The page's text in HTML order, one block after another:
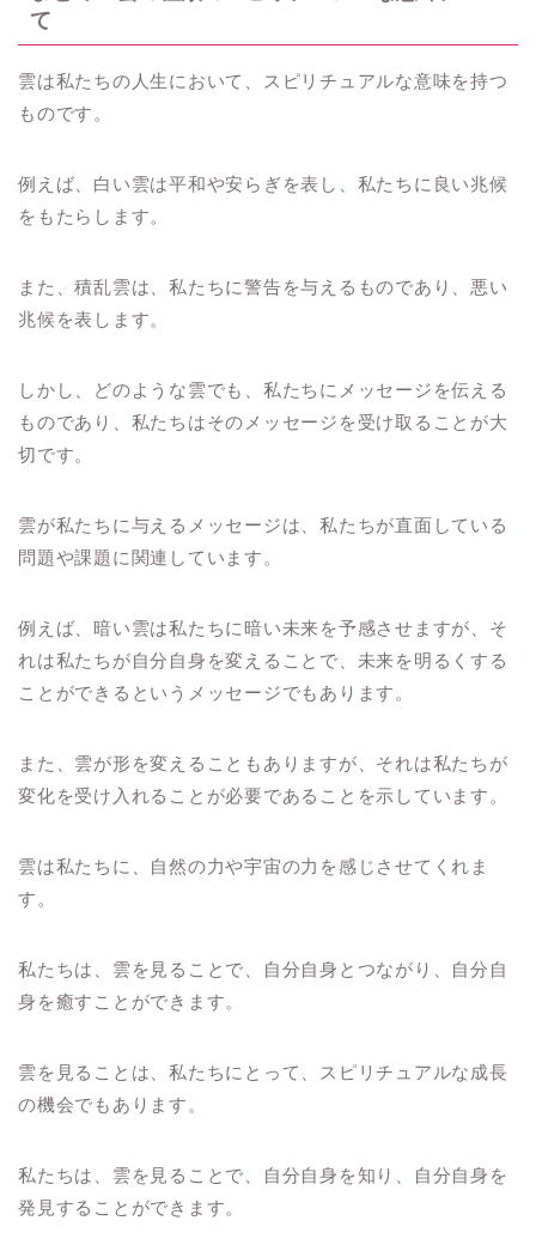
て
雲は私たちの人生において、スピリチュアルな意味を持つ
ものです。
例えば、白い雲は平和や安らぎを表し、私たちに良い兆候
をもたらします。
また、積乱雲は、私たちに警告を与えるものであり、悪い
兆候を表します。
しかし、どのような雲でも、私たちにメッセージを伝える
ものであり、私たちはそのメッセージを受け取ることが大
切です。
雲が私たちに与えるメッセージは、私たちが直面している
問題や課題に関連しています。
例えば、暗い雲は私たちに暗い未来を予感させますが、そ
れは私たちが自分自身を変えることで、未来を明るくする
ことができるというメッセージでもあります。
また、雲が形を変えることもありますが、それは私たちが
変化を受け入れることが必要であることを示しています。
雲は私たちに、自然の力や宇宙の力を感じさせてくれま
す。
私たちは、雲を見ることで、自分自身とつながり、自分自
身を癒すことができます。
雲を見ることは、私たちにとって、スピリチュアルな成長
の機会でもあります。
私たちは、雲を見ることで、自分自身を知り、自分自身を
発見することができます。